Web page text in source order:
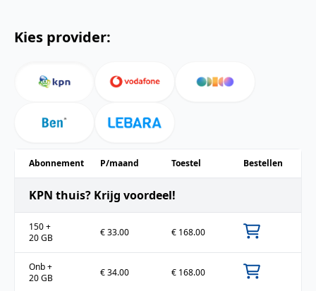
Kies provider:
Abonnement P/maand Toestel Bestellen
KPN thuis? Krijg voordeel!
150+
20 GB
€ 33.00 € 168.00
Onb+
20 GB
€ 34.00 € 168.00